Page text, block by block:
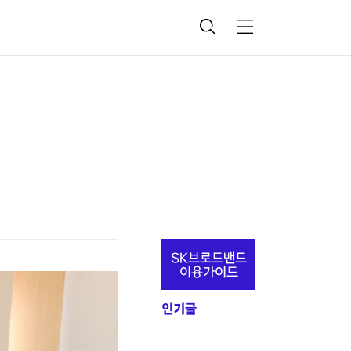
검
메
추
정
보
SK브로드밴드
이용가이드
인기글